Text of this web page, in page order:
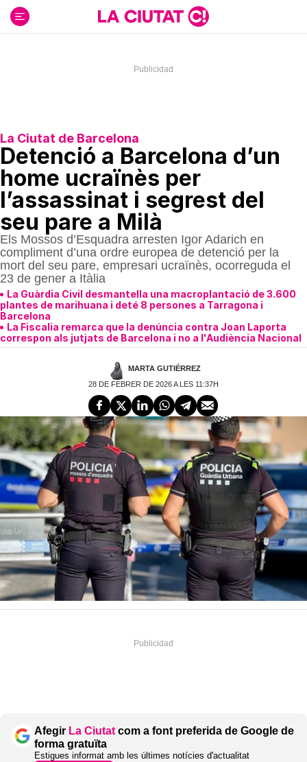
contenido
La Ciutat de Barcelona
Detenció a Barcelona d’un
home ucraïnès per
l’assassinat i segrest del
seu pare a Milà
Els Mossos d’Esquadra arresten Igor Adarich en
compliment d’una ordre europea de detenció per la
mort del seu pare, empresari ucraïnès, ocorreguda el
23 de gener a Itàlia
La Guàrdia Civil desmantella una macroplantació de 3.600
plantes de marihuana i deté 8 persones a Tarragona i
Barcelona
La Fiscalia remarca que la denúncia contra Joan Laporta
correspon als jutjats de Barcelona i no a l'Audiència Nacional
MARTA GUTIÉRREZ
28 DE FEBRER DE 2026 A LES 11:37H
Afegir La Ciutat com a font preferida de Google de
forma gratuïta
Estigues informat amb les últimes notícies d'actualitat